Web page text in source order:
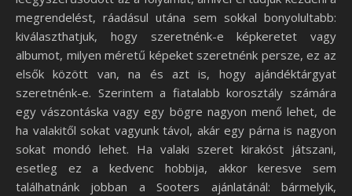
megrendelést, ráadásul utána sem sokkal bonyolultabb:
kiválaszthatjuk, hogy szeretnénk-e képkeretet vagy
albumot, milyen méretű képeket szeretnénk persze, ez az
elsők között van, na és azt is, hogy ajándéktárgyat
szeretnénk-e. Szerintem a fiatalabb korosztály számára
egy vászontáska vagy egy bögre nagyon menő lehet, de
ha valakitől sokat vagyunk távol, akár egy párna is nagyon
sokat mondó lehet. Ha valaki szeret kirakóst játszani,
esetleg ez a kedvenc hobbija, akkor keresve sem
találhatnánk jobban a Sooters ajánlatánál: bármelyik,